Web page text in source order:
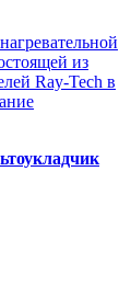
из
Ray-Tech в